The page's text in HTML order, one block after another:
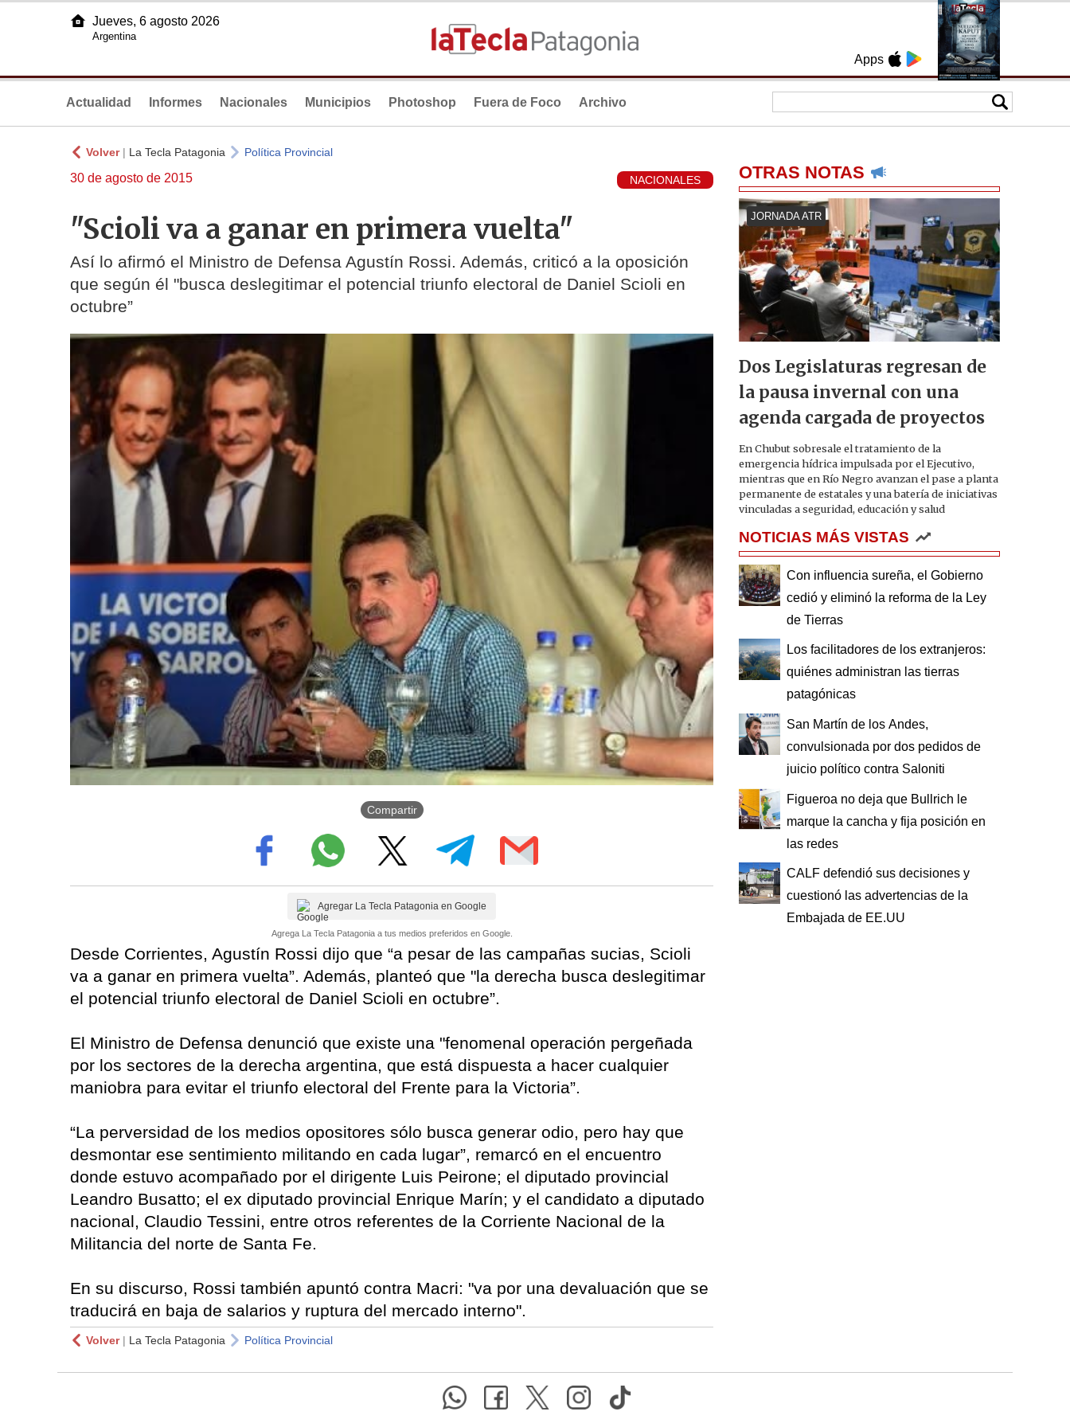
Apps
Jueves, 6 agosto 2026
Argentina
Actualidad Informes Nacionales Municipios Photoshop Fuera de Foco Archivo
Volver| La Tecla Patagonia Política Provincial
30 de agosto de 2015 NACIONALES
"Scioli va a ganar en primera vuelta"
Así lo afirmó el Ministro de Defensa Agustín Rossi. Además, criticó a la oposición
que según él "busca deslegitimar el potencial triunfo electoral de Daniel Scioli en
octubre”
Compartir
Agregar La Tecla Patagonia en Google
Agrega La Tecla Patagonia a tus medios preferidos en Google.
Desde Corrientes, Agustín Rossi dijo que “a pesar de las campañas sucias, Scioli
va a ganar en primera vuelta”. Además, planteó que "la derecha busca deslegitimar
el potencial triunfo electoral de Daniel Scioli en octubre”.
El Ministro de Defensa denunció que existe una "fenomenal operación pergeñada
por los sectores de la derecha argentina, que está dispuesta a hacer cualquier
maniobra para evitar el triunfo electoral del Frente para la Victoria”.
“La perversidad de los medios opositores sólo busca generar odio, pero hay que
desmontar ese sentimiento militando en cada lugar”, remarcó en el encuentro
donde estuvo acompañado por el dirigente Luis Peirone; el diputado provincial
Leandro Busatto; el ex diputado provincial Enrique Marín; y el candidato a diputado
nacional, Claudio Tessini, entre otros referentes de la Corriente Nacional de la
Militancia del norte de Santa Fe.
En su discurso, Rossi también apuntó contra Macri: "va por una devaluación que se
traducirá en baja de salarios y ruptura del mercado interno".
Volver| La Tecla Patagonia Política Provincial
OTRAS NOTAS
JORNADA ATR
Dos Legislaturas regresan de
la pausa invernal con una
agenda cargada de proyectos
En Chubut sobresale el tratamiento de la
emergencia hídrica impulsada por el Ejecutivo,
mientras que en Río Negro avanzan el pase a planta
permanente de estatales y una batería de iniciativas
vinculadas a seguridad, educación y salud
NOTICIAS MÁS VISTAS
Con influencia sureña, el Gobierno
cedió y eliminó la reforma de la Ley
de Tierras
Los facilitadores de los extranjeros:
quiénes administran las tierras
patagónicas
San Martín de los Andes,
convulsionada por dos pedidos de
juicio político contra Saloniti
Figueroa no deja que Bullrich le
marque la cancha y fija posición en
las redes
CALF defendió sus decisiones y
cuestionó las advertencias de la
Embajada de EE.UU